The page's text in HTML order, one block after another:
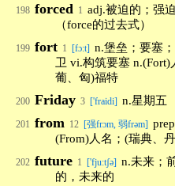
198 forced 1 adj.被迫的；强
（force的过去式）
199 fort 1 [fɔ:t] n.堡垒；要塞
卫 vi.构筑要塞 n.(Fort)
葡、匈)福特
200 Friday 3 ['fraidi] n.星期五
201 from 12 [强frɔm, 弱frəm]
(From)人名；(瑞典、
202 future 1 ['fju:tʃə] n.未来；
的，未来的